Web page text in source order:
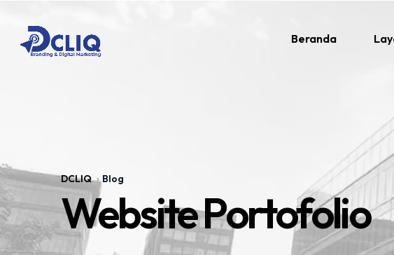
Beranda
DCLIQ Blog
Website Portofolio